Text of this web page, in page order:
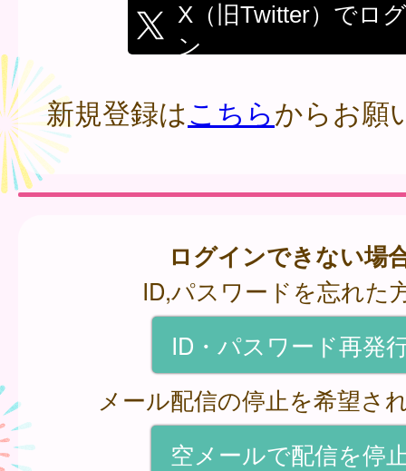
X（旧Twitter）でロ
ン
新規登録はこちらからお願
ログインできない場
ID,パスワードを忘れた
ID・パスワード再発
メール配信の停止を希望さ
空メールで配信を停